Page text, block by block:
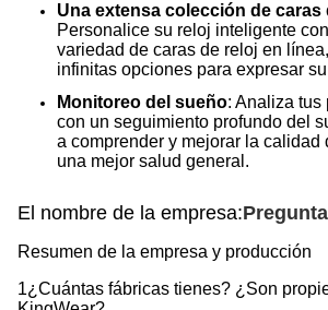
Una extensa colección de caras
Personalice su reloj inteligente
variedad de caras de reloj en
infinitas opciones para expresar
Monitoreo del sueño: Analiza tus
con un seguimiento profundo del
a comprender y mejorar la calidad
una mejor salud general.
El nombre de la empresa:
Resumen de la empresa y producción
1¿Cuántas fábricas tienes? ¿Son